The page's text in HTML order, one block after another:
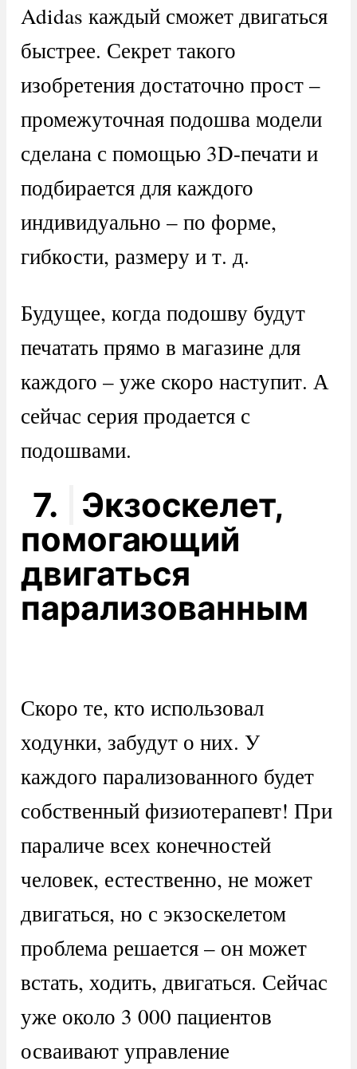
Adidas каждый сможет двигаться
быстрее. Секрет такого
изобретения достаточно прост –
промежуточная подошва модели
сделана с помощью 3D-печати и
подбирается для каждого
индивидуально – по форме,
гибкости, размеру и т. д.
Будущее, когда подошву будут
печатать прямо в магазине для
каждого – уже скоро наступит. А
сейчас серия продается с
подошвами.
7.
Экзоскелет,
помогающий
двигаться
парализованным
Скоро те, кто использовал
ходунки, забудут о них. У
каждого парализованного будет
собственный физиотерапевт! При
параличе всех конечностей
человек, естественно, не может
двигаться, но с экзоскелетом
проблема решается – он может
встать, ходить, двигаться. Сейчас
уже около 3 000 пациентов
осваивают управление